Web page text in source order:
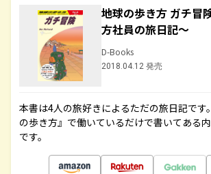
地球の歩き方 ガチ冒
方社員の旅日記～
D-Books
2018.04.12 発売
本書は4人の旅好きによるただの旅日記です
の歩き方』で働いているだけで書いてある
です。